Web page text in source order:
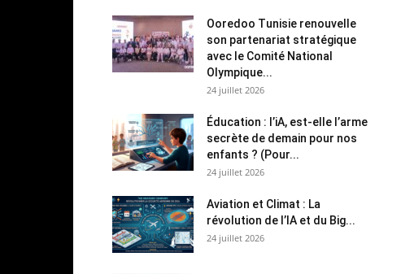
Ooredoo Tunisie renouvelle
son partenariat stratégique
avec le Comité National
Olympique...
24 juillet 2026
Éducation : l’iA, est-elle l’arme
secrète de demain pour nos
enfants ? (Pour...
24 juillet 2026
Aviation et Climat : La
révolution de l’IA et du Big...
24 juillet 2026